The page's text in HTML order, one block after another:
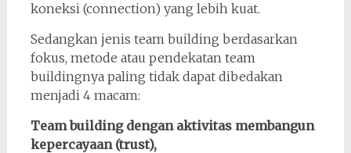
koneksi (connection) yang lebih kuat.
Sedangkan jenis team building berdasarkan
fokus, metode atau pendekatan team
buildingnya paling tidak dapat dibedakan
menjadi 4 macam:
Team building dengan aktivitas membangun
kepercayaan (trust),